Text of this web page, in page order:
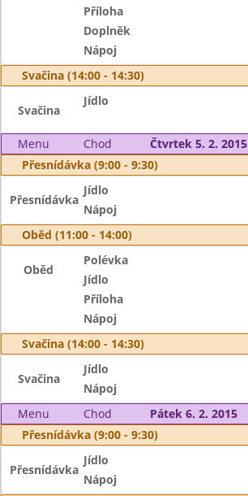
Příloha
Doplněk
Nápoj
Svačina (14:00 - 14:30)
Svačina
Jídlo
Menu Chod
Čtvrtek 5. 2. 2015
Přesnídávka (9:00 - 9:30)
Přesnídávka
Jídlo
Nápoj
Oběd (11:00 - 14:00)
Oběd
Polévka
Jídlo
Příloha
Nápoj
Svačina (14:00 - 14:30)
Svačina
Jídlo
Nápoj
Menu
Chod
Pátek 6. 2. 2015
Přesnídávka (9:00 - 9:30)
Přesnídávka
Jídlo
Nápoj